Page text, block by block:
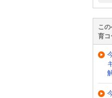
こ
育コ